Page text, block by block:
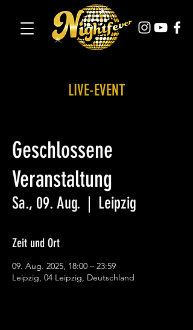
LIVE-EVENT
Geschlossene
Veranstaltung
Sa., 09. Aug.
  |
Leipzig
Zeit und Ort
09. Aug. 2025, 18:00 – 23:59
Leipzig, 04 Leipzig, Deutschland